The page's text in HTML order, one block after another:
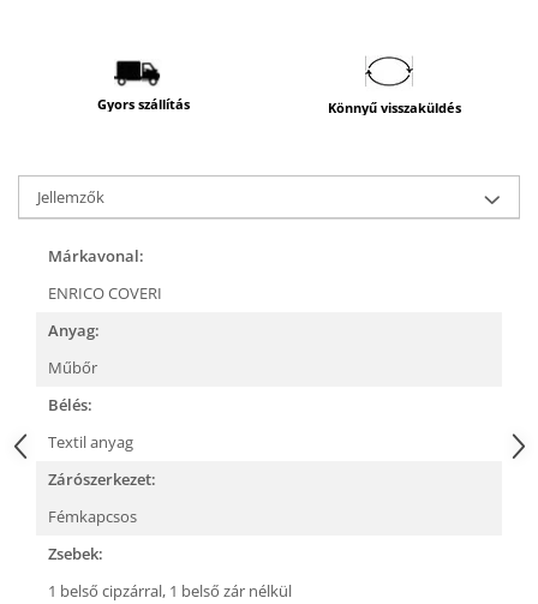
Gyors szállítás Könnyű visszaküldés
Jellemzők
Márkavonal:
ENRICO COVERI
Anyag:
Műbőr
Bélés:
Textil anyag
Zárószerkezet:
Fémkapcsos
Zsebek:
1 belső cipzárral, 1 belső zár nélkül